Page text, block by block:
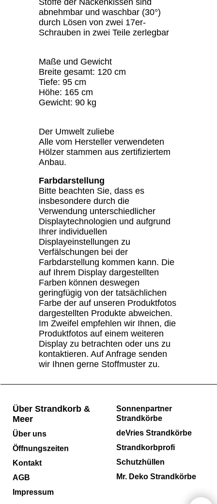
Stoffe der Nackenkissen sind
abnehmbar und waschbar (30°)
durch Lösen von zwei 17er-
Schrauben in zwei Teile zerlegbar
Maße und Gewicht
Breite gesamt: 120 cm
Tiefe: 95 cm
Höhe: 165 cm
Gewicht: 90 kg
Der Umwelt zuliebe
Alle vom Hersteller verwendeten
Hölzer stammen aus zertifiziertem
Anbau.
Farbdarstellung
Bitte beachten Sie, dass es
insbesondere durch die
Verwendung unterschiedlicher
Displaytechnologien und aufgrund
Ihrer individuellen
Displayeinstellungen zu
Verfälschungen bei der
Farbdarstellung kommen kann. Die
auf Ihrem Display dargestellten
Farben können deswegen
geringfügig von der tatsächlichen
Farbe der auf unseren Produktfotos
dargestellten Produkte abweichen.
Im Zweifel empfehlen wir Ihnen, die
Produktfotos auf einem weiteren
Display zu betrachten oder uns zu
kontaktieren. Auf Anfrage senden
wir Ihnen gerne Stoffmuster zu.
Sonnenpartner
Strandkörbe
deVries Strandkörbe
Strandkorbprofi
Schutzhüllen
Mr. Deko Strandkörbe
Über Strandkorb &
Meer
Über uns
Öffnungszeiten
Kontakt
AGB
Impressum